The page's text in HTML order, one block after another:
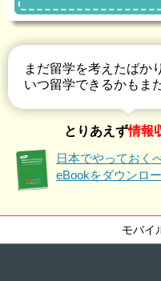
まだ留学を考えたばか
いつ留学できるかもま
とりあえず情報
日本でやっておく
eBookをダウンロー
モバイ